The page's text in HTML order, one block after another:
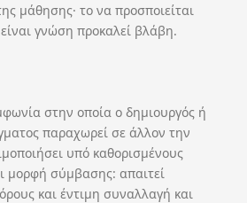
μάθησης· το να προσποιείται
είναι γνώση προκαλεί βλάβη.
στην οποία ο δημιουργός ή
παραχωρεί σε άλλον την
υπό καθορισμένους
μορφή σύμβασης: απαιτεί
και έντιμη συναλλαγή και